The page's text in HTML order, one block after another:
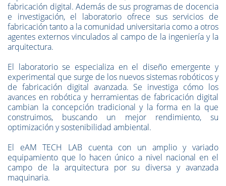
fabricación digital. Además de sus programas de docencia
e investigación, el laboratorio ofrece sus servicios de
fabricación tanto a la comunidad universitaria como a otros
agentes externos vinculados al campo de la ingeniería y la
arquitectura.
El laboratorio se especializa en el diseño emergente y
experimental que surge de los nuevos sistemas robóticos y
de fabricación digital avanzada. Se investiga cómo los
avances en robótica y herramientas de fabricación digital
cambian la concepción tradicional y la forma en la que
construimos, buscando un mejor rendimiento, su
optimización y sostenibilidad ambiental.
El eAM TECH LAB cuenta con un amplio y variado
equipamiento que lo hacen único a nivel nacional en el
campo de la arquitectura por su diversa y avanzada
maquinaria.